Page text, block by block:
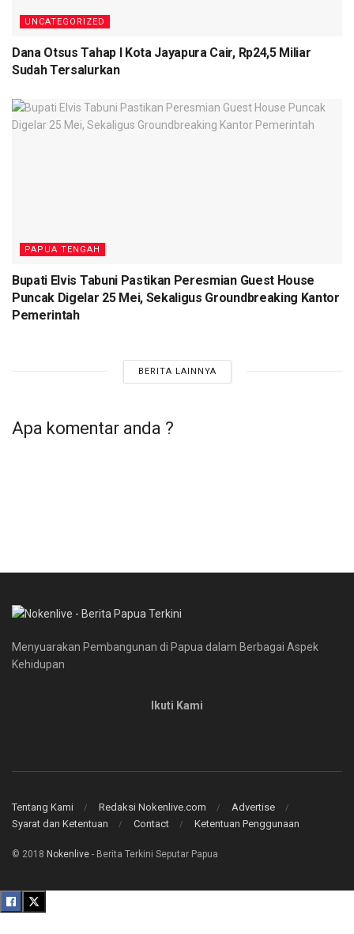
UNCATEGORIZED
Dana Otsus Tahap I Kota Jayapura Cair, Rp24,5 Miliar
Sudah Tersalurkan
PAPUA TENGAH
Bupati Elvis Tabuni Pastikan Peresmian Guest House
Puncak Digelar 25 Mei, Sekaligus Groundbreaking Kantor
Pemerintah
BERITA LAINNYA
Apa komentar anda ?
Menyuarakan Pembangunan di Papua dalam Berbagai Aspek
Kehidupan
Ikuti Kami
Tentang Kami Redaksi Nokenlive.com
Advertise
Syarat dan Ketentuan
Contact Ketentuan Penggunaan
© 2018 Nokenlive - Berita Terkini Seputar Papua